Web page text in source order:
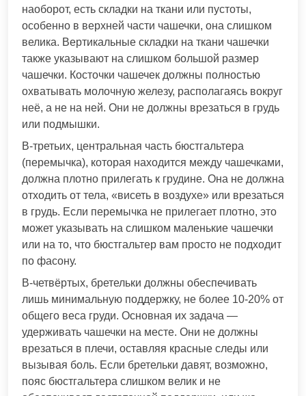
наоборот, есть складки на ткани или пустоты,
особенно в верхней части чашечки, она слишком
велика. Вертикальные складки на ткани чашечки
также указывают на слишком большой размер
чашечки. Косточки чашечек должны полностью
охватывать молочную железу, располагаясь вокруг
неё, а не на ней. Они не должны врезаться в грудь
или подмышки.
В-третьих, центральная часть бюстгальтера
(перемычка), которая находится между чашечками,
должна плотно прилегать к грудине. Она не должна
отходить от тела, «висеть в воздухе» или врезаться
в грудь. Если перемычка не прилегает плотно, это
может указывать на слишком маленькие чашечки
или на то, что бюстгальтер вам просто не подходит
по фасону.
В-четвёртых, бретельки должны обеспечивать
лишь минимальную поддержку, не более 10-20% от
общего веса груди. Основная их задача —
удерживать чашечки на месте. Они не должны
врезаться в плечи, оставляя красные следы или
вызывая боль. Если бретельки давят, возможно,
пояс бюстгальтера слишком велик и не